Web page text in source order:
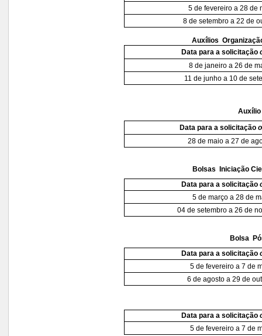
5 de fevereiro a 28 de
8 de setembro a 22 de
Auxílios 
Data para a solicitação
8 de janeiro a 26 de
11 de junho a 10 de
Auxílio
Data para a solicitação
28 de maio a 27 de
Bolsas  Iniciação
Data para a solicitação
5 de março a 28 de
04 de setembro a 26 de
Bolsa 
Data para a solicitação
5 de fevereiro a 7 de
6 de agosto a 29 de
Data para a solicitação
5 de fevereiro a 7 de